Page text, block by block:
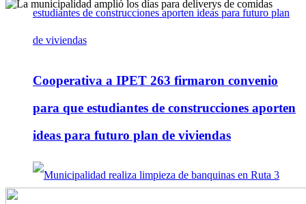
Cooperativa a IPET 263 firmaron convenio
para que estudiantes de construcciones aporten
ideas para futuro plan de viviendas